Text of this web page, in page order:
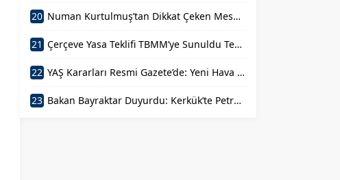
20 Numan Kurtulmuş’tan Dikkat Çeken Mesaj: Devlet Aklı ile Millet İrfanı Buluştu
21 Çerçeve Yasa Teklifi TBMM’ye Sunuldu Terörün Tarihe Gömülmesi
22 YAŞ Kararları Resmi Gazete’de: Yeni Hava Kuvvetleri Komutanı Belli Oldu
23 Bakan Bayraktar Duyurdu: Kerkük’te Petrol Sahalarına Ortak Oluyoruz